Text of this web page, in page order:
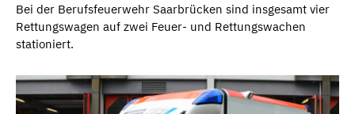
Bei der Berufsfeuerwehr Saarbrücken sind insgesamt vier
Rettungswagen auf zwei Feuer- und Rettungswachen
stationiert.